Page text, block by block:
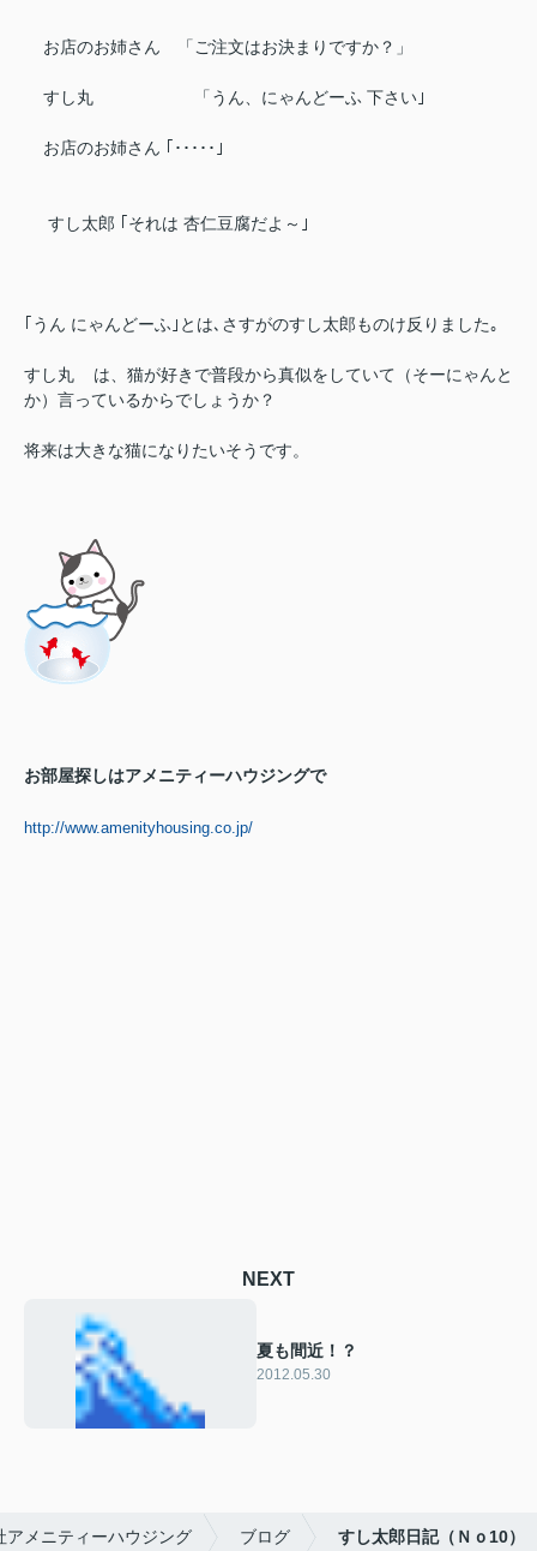
お店のお姉さん 「ご注文はお決まりですか？」
すし丸 「うん、にゃんどーふ 下さい｣
お店のお姉さん ｢･････｣
すし太郎 ｢それは 杏仁豆腐だよ～｣
｢うん にゃんどーふ｣とは､さすがのすし太郎ものけ反りました｡
すし丸
は、猫が好きで普段から真似をしていて（そーにゃんと
か）言っているからでしょうか？
将来は大きな猫になりたいそうです。
お部屋探しはアメニティーハウジングで
http://www.amenityhousing.co.jp/
NEXT
夏も間近！？
2012.05.30
メニティーハウジング ブログ すし太郎日記（Ｎｏ10）